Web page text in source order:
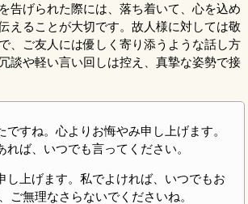
告げられた際には、落ち着いて、心を込め
えることが大切です。故人様に対しては敬
、ご友人には優しく寄り添うような話し方
談や軽い言い回しは控え、真摯な姿勢で接
ですね。心よりお悔やみ申し上げます。
れば、いつでも言ってください。
し上げます。私でよければ、いつでもお
ご無理なさらないでくださいね。